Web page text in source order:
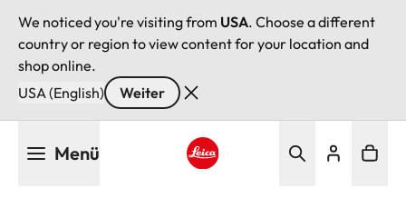
We noticed you're visiting from USA. Choose a different
country or region to view content for your location and
shop online.
USA (English)
Weiter
Menü